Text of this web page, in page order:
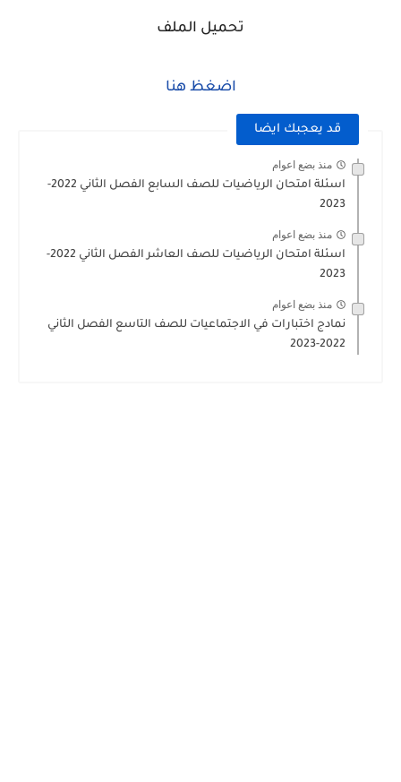
تحميل الملف
اضغظ هنا
قد يعجبك ايضا
منذ بضع اعوام
اسئلة امتحان الرياضيات للصف السابع الفصل الثاني 2022-
2023
منذ بضع اعوام
اسئلة امتحان الرياضيات للصف العاشر الفصل الثاني 2022-
2023
منذ بضع اعوام
نمادج اختبارات في الاجتماعيات للصف التاسع الفصل الثاني
2022-2023